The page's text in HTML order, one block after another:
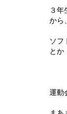
３年
から
ソフ
とか
運動